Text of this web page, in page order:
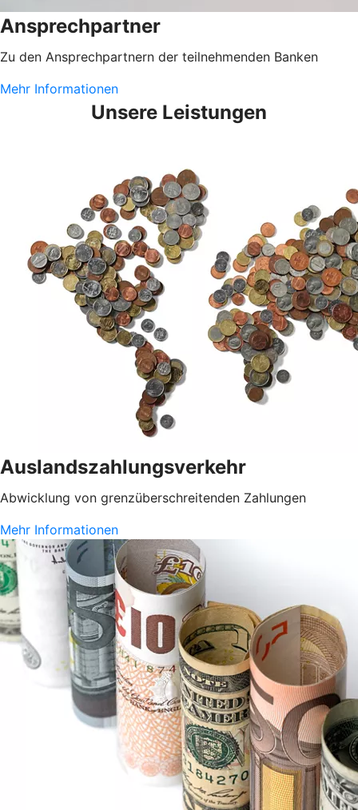
Ansprechpartner
Zu den Ansprechpartnern der teilnehmenden Banken
Mehr Informationen
Unsere Leistungen
Auslandszahlungsverkehr
Abwicklung von grenzüberschreitenden Zahlungen
Mehr Informationen